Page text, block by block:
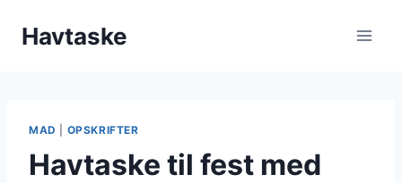
Havtaske
MAD OPSKRIFTER
Havtaske til fest med